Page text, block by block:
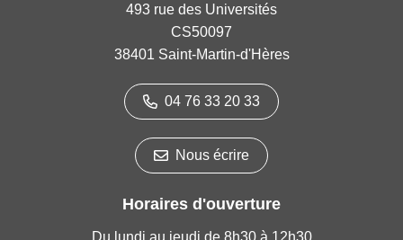
493 rue des Universités
CS50097
38401 Saint-Martin-d'Hères
04 76 33 20 33
Nous écrire
Horaires d'ouverture
Du lundi au jeudi de 8h30 à 12h30